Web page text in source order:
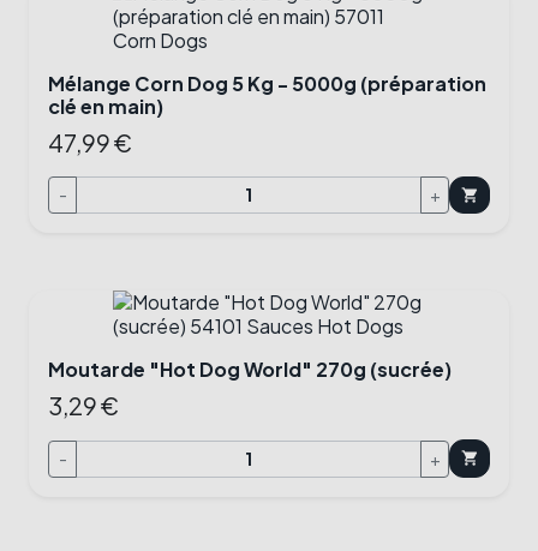
Mélange Corn Dog 5 Kg - 5000g (préparation
clé en main)
47,99 €
- + shopping_cart
Moutarde "Hot Dog World" 270g (sucrée)
3,29 €
- + shopping_cart